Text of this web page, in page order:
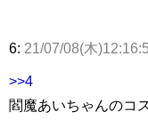
6: 21/07/08(木
>>4
閻魔あいちゃんのコ